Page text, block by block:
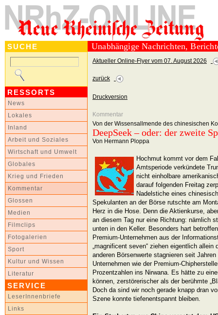
SUCHE
RESSORTS
News
Lokales
Inland
Arbeit und Soziales
Wirtschaft und Umwelt
Globales
Krieg und Frieden
Kommentar
Glossen
Medien
Filmclips
Fotogalerien
Sport
Kultur und Wissen
Literatur
SERVICE
LeserInnenbriefe
Links
Unabhängige Nachrichten,
Aktueller Online-Flyer vom 07. August 2026
zurück
Druckversion
Kommentar
Von der Wissensallmende des chinesischen
DeepSeek – oder: der zweite
Von Hermann Ploppa
Hochmut kommt vor dem
Amtsperiode verkündete
nicht einholbare
darauf folgenden Freitag
Nadelstiche eines
Spekulanten an der Börse rutschte am
Herz in die Hose. Denn die Aktienkurse,
an diesem Tag nur eine Richtung: nämlich
unten in den Keller. Besonders hart
Premium-Unternehmen aus der
„magnificent seven“ ziehen eigentlich allein
anderen Börsenwerte stagnieren seit
Unternehmen wie der Premium-
Prozentzahlen ins Nirwana. Es hätte zu
können, zerstörerischer als der berühmte
Doch da sind wir noch gerade knapp dran
Szene konnte tiefenentspannt bleiben.